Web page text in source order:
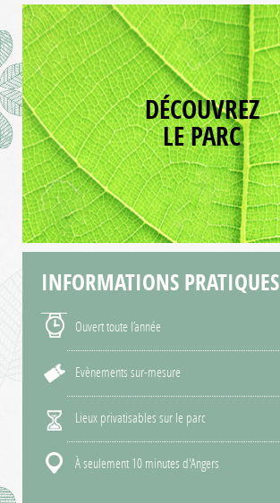
DÉCOUVREZ
LE PARC
INFORMATIONS PRATIQUES
Ouvert toute l’année
Evènements sur-mesure
Lieux privatisables sur le parc
À seulement 10 minutes d'Angers